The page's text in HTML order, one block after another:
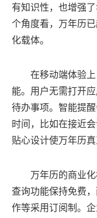
有知识性，也增强
个角度看，万年历
化载体。
在移动端体验
能。用户无需打开
待办事项。智能提
时间，比如在接近
贴心设计使万年历
万年历的商业
查询功能保持免费
作等采用订阅制。